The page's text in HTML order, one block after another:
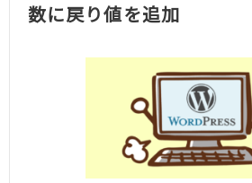
数に戻り値を追加